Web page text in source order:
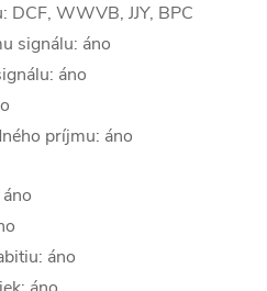
DCF, WWVB, JJY, BPC
signálu: áno
áno
príjmu: áno
áno